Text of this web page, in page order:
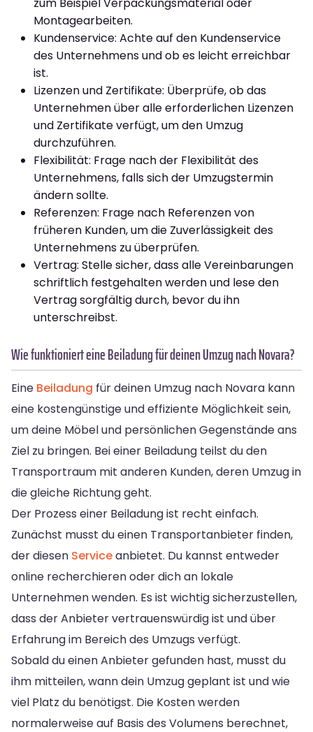
Montagearbeiten.
Kundenservice: Achte auf den Kundenservice
des Unternehmens und ob es leicht erreichbar
ist.
Lizenzen und Zertifikate: Überprüfe, ob das
Unternehmen über alle erforderlichen Lizenzen
und Zertifikate verfügt, um den Umzug
durchzuführen.
Flexibilität: Frage nach der Flexibilität des
Unternehmens, falls sich der Umzugstermin
ändern sollte.
Referenzen: Frage nach Referenzen von
früheren Kunden, um die Zuverlässigkeit des
Unternehmens zu überprüfen.
Vertrag: Stelle sicher, dass alle Vereinbarungen
schriftlich festgehalten werden und lese den
Vertrag sorgfältig durch, bevor du ihn
unterschreibst.
Wie funktioniert eine Beiladung für deinen Umzug nach Novara?
Eine Beiladung für deinen Umzug nach Novara kann
eine kostengünstige und effiziente Möglichkeit sein,
um deine Möbel und persönlichen Gegenstände ans
Ziel zu bringen. Bei einer Beiladung teilst du den
Transportraum mit anderen Kunden, deren Umzug in
die gleiche Richtung geht.
Der Prozess einer Beiladung ist recht einfach.
Zunächst musst du einen Transportanbieter finden,
der diesen Serviceanbietet. Du kannst entweder
online recherchieren oder dich an lokale
Unternehmen wenden. Es ist wichtig sicherzustellen,
dass der Anbieter vertrauenswürdig ist und über
Erfahrung im Bereich des Umzugs verfügt.
Sobald du einen Anbieter gefunden hast, musst du
ihm mitteilen, wann dein Umzug geplant ist und wie
viel Platz du benötigst. Die Kosten werden
normalerweise auf Basis des Volumens berechnet,